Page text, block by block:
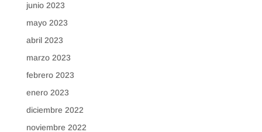
junio 2023
mayo 2023
abril 2023
marzo 2023
febrero 2023
enero 2023
diciembre 2022
noviembre 2022